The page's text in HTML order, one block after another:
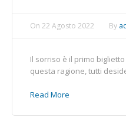
On 22 Agosto 2022 By
Il sorriso è il primo
questa ragione, tutti
Read More